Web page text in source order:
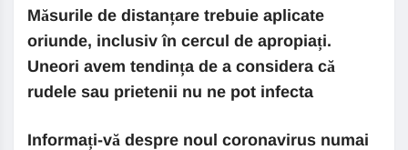
Măsurile de distanțare trebuie aplicate
oriunde, inclusiv în cercul de apropiați.
Uneori avem tendința de a considera că
rudele sau prietenii nu ne pot infecta
Informați-vă despre noul coronavirus numai